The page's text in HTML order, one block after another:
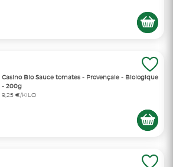
Casino Bio Sauce tomates - Provençale - Biologique
- 200g
9,25 €/KILO